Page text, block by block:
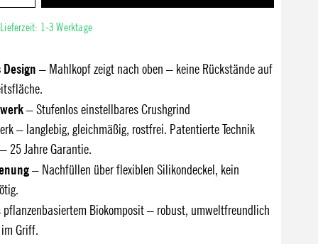
1-3 Werktage
– Mahlkopf zeigt nach oben – keine Rückstände auf
– Stufenlos einstellbares Crushgrind
– langlebig, gleichmäßig, rostfrei. Patentierte Technik
25 Jahre Garantie.
– Nachfüllen über flexiblen Silikondeckel, kein
Biokomposit – robust, umweltfreundlich
Griff.